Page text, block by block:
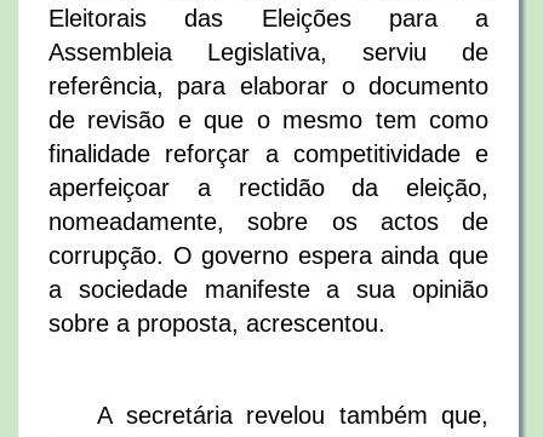
Eleitorais das Eleições para a
Assembleia Legislativa, serviu de
referência, para elaborar o documento
de revisão e que o mesmo tem como
finalidade reforçar a competitividade e
aperfeiçoar a rectidão da eleição,
nomeadamente, sobre os actos de
corrupção. O governo espera ainda que
a sociedade manifeste a sua opinião
sobre a proposta, acrescentou.
A secretária revelou também que,